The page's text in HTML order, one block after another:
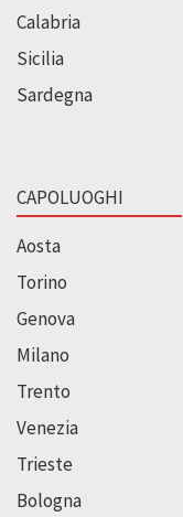
Calabria
Sicilia
Sardegna
CAPOLUOGHI
Aosta
Torino
Genova
Milano
Trento
Venezia
Trieste
Bologna